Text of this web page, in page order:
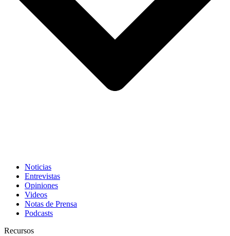
Noticias
Entrevistas
Opiniones
Videos
Notas de Prensa
Podcasts
Recursos